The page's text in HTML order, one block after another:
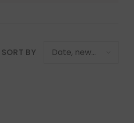
SORT BY
Date, new